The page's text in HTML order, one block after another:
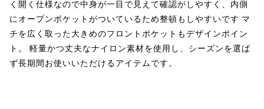
く開く仕様なので中身が一目で見えて確認がしやすく、内側
にオープンポケットがついているため整頓もしやすいです マ
チを広く取った大きめのフロントポケットもデザインポイン
ト。 軽量かつ丈夫なナイロン素材を使用し、シーズンを選ば
ず長期間お使いいただけるアイテムです。